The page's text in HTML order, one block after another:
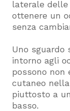
laterale delle
ottenere un
senza
Uno sguardo
intorno agli
possono non
cutaneo
piuttosto a
basso.